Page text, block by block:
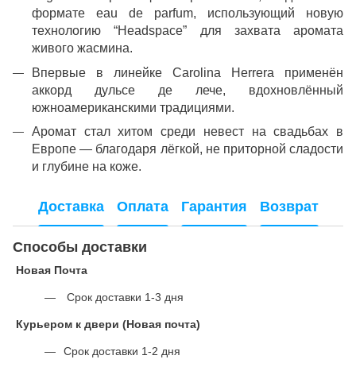
формате eau de parfum, использующий новую
технологию “Headspace” для захвата аромата
живого жасмина.
Впервые в линейке Carolina Herrera применён
аккорд дульсе де лече, вдохновлённый
южноамериканскими традициями.
Аромат стал хитом среди невест на свадьбах в
Европе — благодаря лёгкой, не приторной сладости
и глубине на коже.
Доставка Оплата Гарантия Возврат
Способы доставки
Новая Почта
Срок доставки 1-3 дня
Курьером к двери (Новая почта)
Срок доставки 1-2 дня